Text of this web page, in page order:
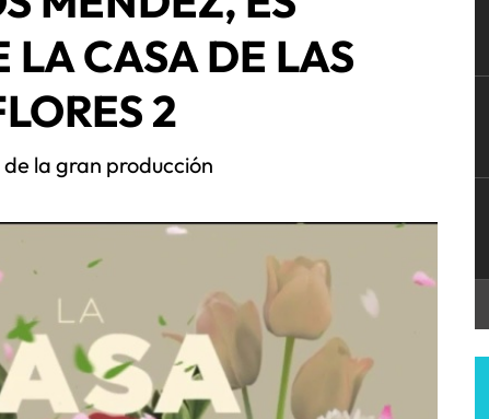
LA CASA DE LAS
2
la gran producción